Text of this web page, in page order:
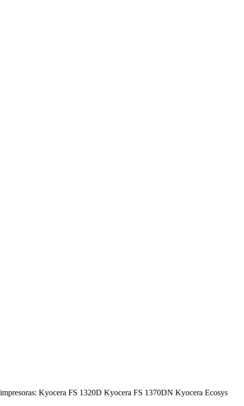
Kyocera FS 1320D Kyocera FS 1370DN Kyocera Ecosys